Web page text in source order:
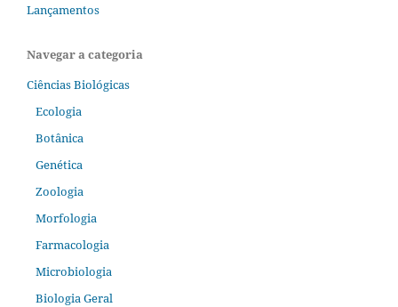
Lançamentos
Navegar a categoria
Ciências Biológicas
Ecologia
Botânica
Genética
Zoologia
Morfologia
Farmacologia
Microbiologia
Biologia Geral